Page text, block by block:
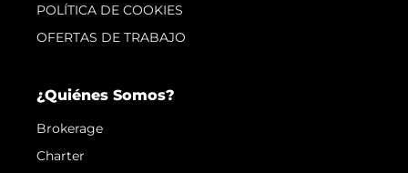
POLÍTICA DE COOKIES
OFERTAS DE TRABAJO
¿Quiénes Somos?
Brokerage
Charter